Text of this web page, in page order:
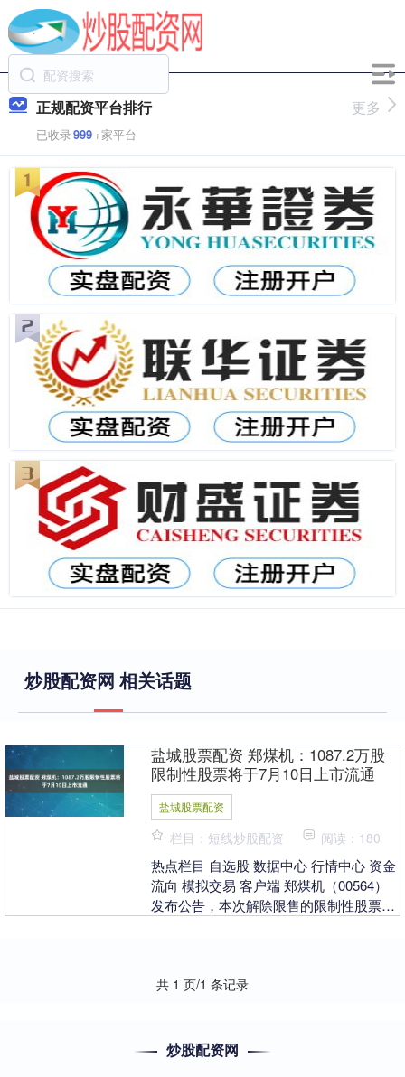
正规配资平台排行
已收录999+家平台
更多
炒股配资网 相关话题
盐城股票配资 郑煤机：1087.2万股
限制性股票将于7月10日上市流通
盐城股票配资
栏目：短线炒股配资 阅读：180
热点栏目 自选股 数据中心 行情中心 资金
流向 模拟交易 客户端 郑煤机（00564）
发布公告，本次解除限售的限制性股票上
共 1 页/1 条记录
炒股配资网